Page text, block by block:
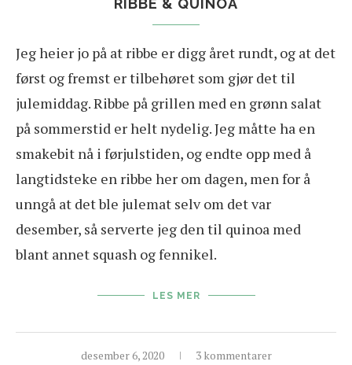
RIBBE & QUINOA
Jeg heier jo på at ribbe er digg året rundt, og at det
først og fremst er tilbehøret som gjør det til
julemiddag. Ribbe på grillen med en grønn salat
på sommerstid er helt nydelig. Jeg måtte ha en
smakebit nå i førjulstiden, og endte opp med å
langtidsteke en ribbe her om dagen, men for å
unngå at det ble julemat selv om det var
desember, så serverte jeg den til quinoa med
blant annet squash og fennikel.
LES MER
desember 6, 2020 3 kommentarer